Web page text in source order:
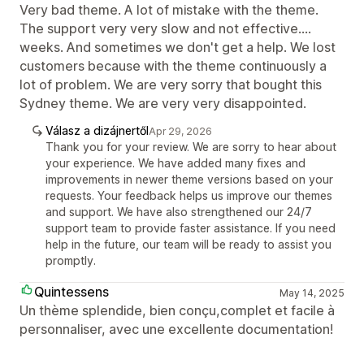
Very bad theme. A lot of mistake with the theme.
The support very very slow and not effective....
weeks. And sometimes we don't get a help. We lost
customers because with the theme continuously a
lot of problem. We are very sorry that bought this
Sydney theme. We are very very disappointed.
Válasz a dizájnertőlApr 29, 2026
Thank you for your review. We are sorry to hear about
your experience. We have added many fixes and
improvements in newer theme versions based on your
requests. Your feedback helps us improve our themes
and support. We have also strengthened our 24/7
support team to provide faster assistance. If you need
help in the future, our team will be ready to assist you
promptly.
Quintessens May 14, 2025
Un thème splendide, bien conçu,complet et facile à
personnaliser, avec une excellente documentation!